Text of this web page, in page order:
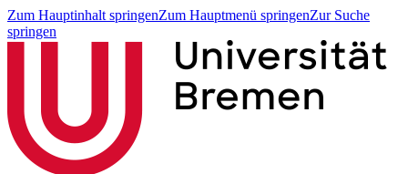
Zum Hauptinhalt springenZum Hauptmenü springenZur Suche
springen